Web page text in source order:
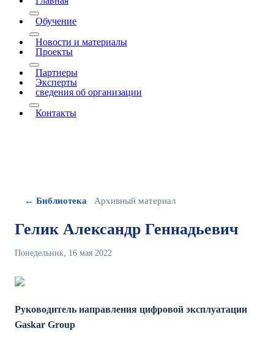
More about: Главная
Обучение
More about: Обучение
Новости и материалы
Проекты
More about: Проекты
Партнеры
Эксперты
сведения об организации
More about: сведения об организации
Контакты
← Библиотека Архивный материал
Гелик Александр Геннадьевич
Понедельник, 16 мая 2022
Руководитель направления цифровой эксплуатации
Gaskar Group